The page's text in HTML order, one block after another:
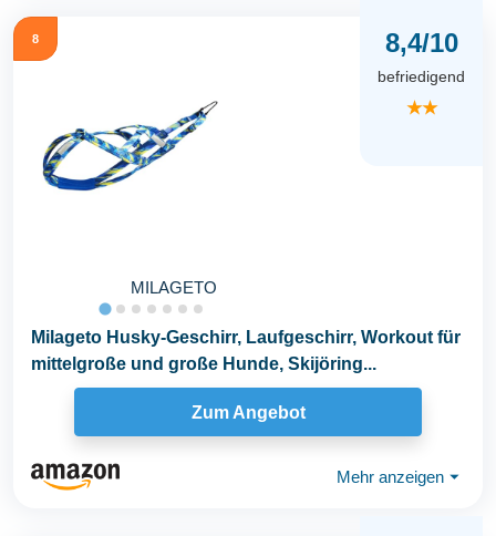
8
MILAGETO
8,4/10
befriedigend
★★
Milageto Husky-Geschirr, Laufgeschirr, Workout für
mittelgroße und große Hunde, Skijöring...
Zum Angebot
Mehr anzeigen ⏷